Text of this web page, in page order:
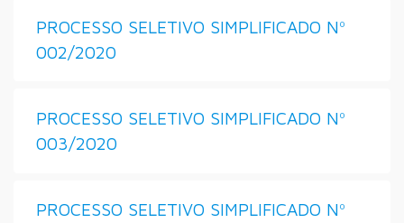
PROCESSO SELETIVO SIMPLIFICADO Nº
002/2020
PROCESSO SELETIVO SIMPLIFICADO Nº
003/2020
PROCESSO SELETIVO SIMPLIFICADO Nº